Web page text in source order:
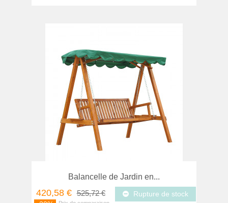
Balancelle de Jardin en...
420,58 € 525,72 € Rupture de stock